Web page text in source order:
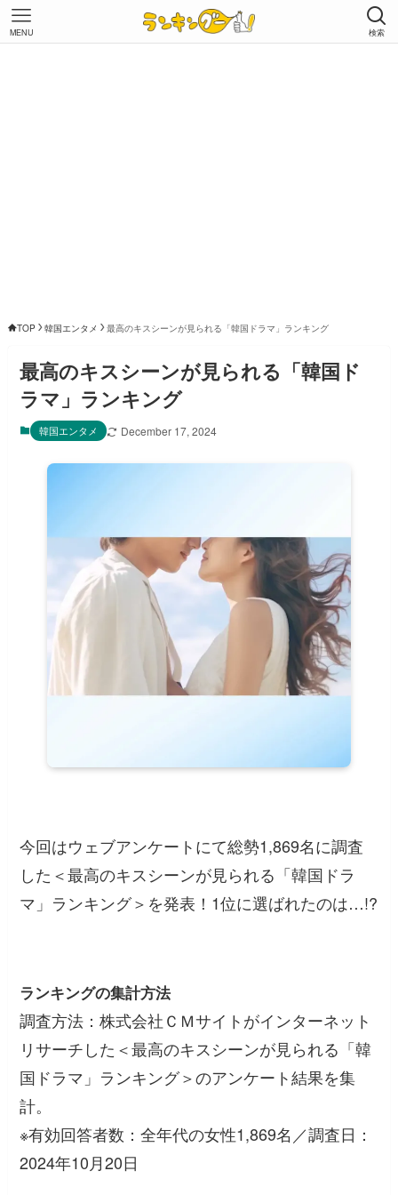
検索
MENU
TOP 韓国エンタメ 最高のキスシーンが見られる「韓国ドラマ」ランキング
最高のキスシーンが見られる「韓国ド
ラマ」ランキング
韓国エンタメ December 17, 2024
今回はウェブアンケートにて総勢1,869名に調査
した＜最高のキスシーンが見られる「韓国ドラ
マ」ランキング＞を発表！1位に選ばれたのは…!?
ランキングの集計方法
調査方法：株式会社ＣＭサイトがインターネット
リサーチした＜最高のキスシーンが見られる「韓
国ドラマ」ランキング＞のアンケート結果を集
計。
※有効回答者数：全年代の女性1,869名／調査日：
2024年10月20日